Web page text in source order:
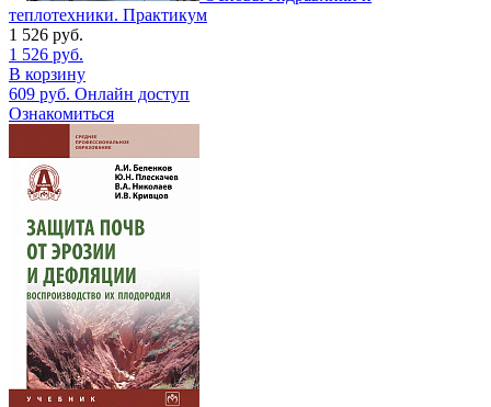
теплотехники. Практикум
1 526 руб.
1 526 руб.
В корзину
609 руб. Онлайн доступ
Ознакомиться